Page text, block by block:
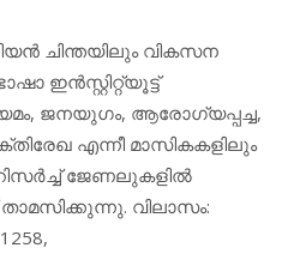
ചിന്തയിലും വികസന
ഇന്‍സ്റ്റിറ്റ്യൂട്ട്
ജനയുഗം, ആരോഗ്യപ്പച്ച,
എന്നീ മാസികകളിലും
ജേണലുകളില്‍
വിലാസം: